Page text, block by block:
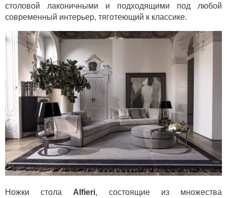
столовой лаконичными и подходящими под любой
современный интерьер, тяготеющий к классике.
Ножки стола Alfieri, состоящие из множества